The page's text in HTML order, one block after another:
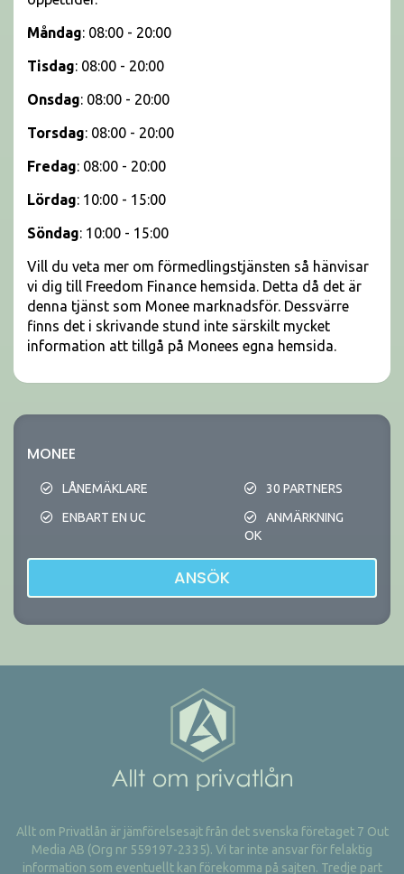
Måndag: 08:00 - 20:00
Tisdag: 08:00 - 20:00
Onsdag: 08:00 - 20:00
Torsdag: 08:00 - 20:00
Fredag: 08:00 - 20:00
Lördag: 10:00 - 15:00
Söndag: 10:00 - 15:00
Vill du veta mer om förmedlingstjänsten så hänvisar
vi dig till Freedom Finance hemsida. Detta då det är
denna tjänst som Monee marknadsför. Dessvärre
finns det i skrivande stund inte särskilt mycket
information att tillgå på Monees egna hemsida.
MONEE
LÅNEMÄKLARE
ENBART EN UC
30 PARTNERS
ANMÄRKNING
OK
ANSÖK
Allt om Privatlån är jämförelsesajt från det svenska företaget 7 Out
Media AB (Org nr 559197-2335). Vi tar inte ansvar för felaktig
information som eventuellt kan förekomma på sajten. Tredje part